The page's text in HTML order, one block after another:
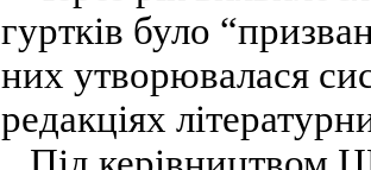
гуртків було
них утворювалася
редакціях